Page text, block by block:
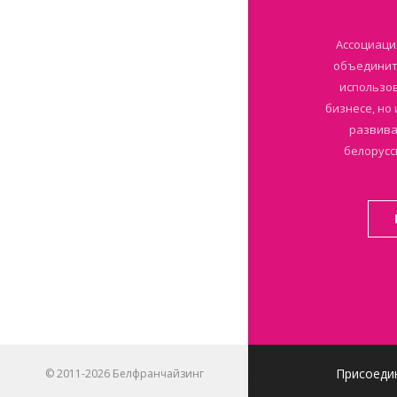
бизнесе, но
© 2011-2026 Белфранчайзинг